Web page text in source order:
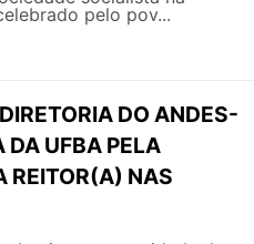
pelo pov...
DO ANDES-
DA UFBA PELA
REITOR(A) NAS